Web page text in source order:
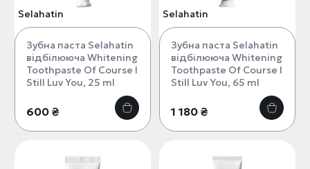
Selahatin
Зубна паста Selahatin
відбілююча Whitening
Toothpaste Of Course I
Still Luv You, 25 ml
600 ₴
Selahatin
Зубна паста Selahatin
відбілююча Whitening
Toothpaste Of Course I
Still Luv You, 65 ml
1 180 ₴